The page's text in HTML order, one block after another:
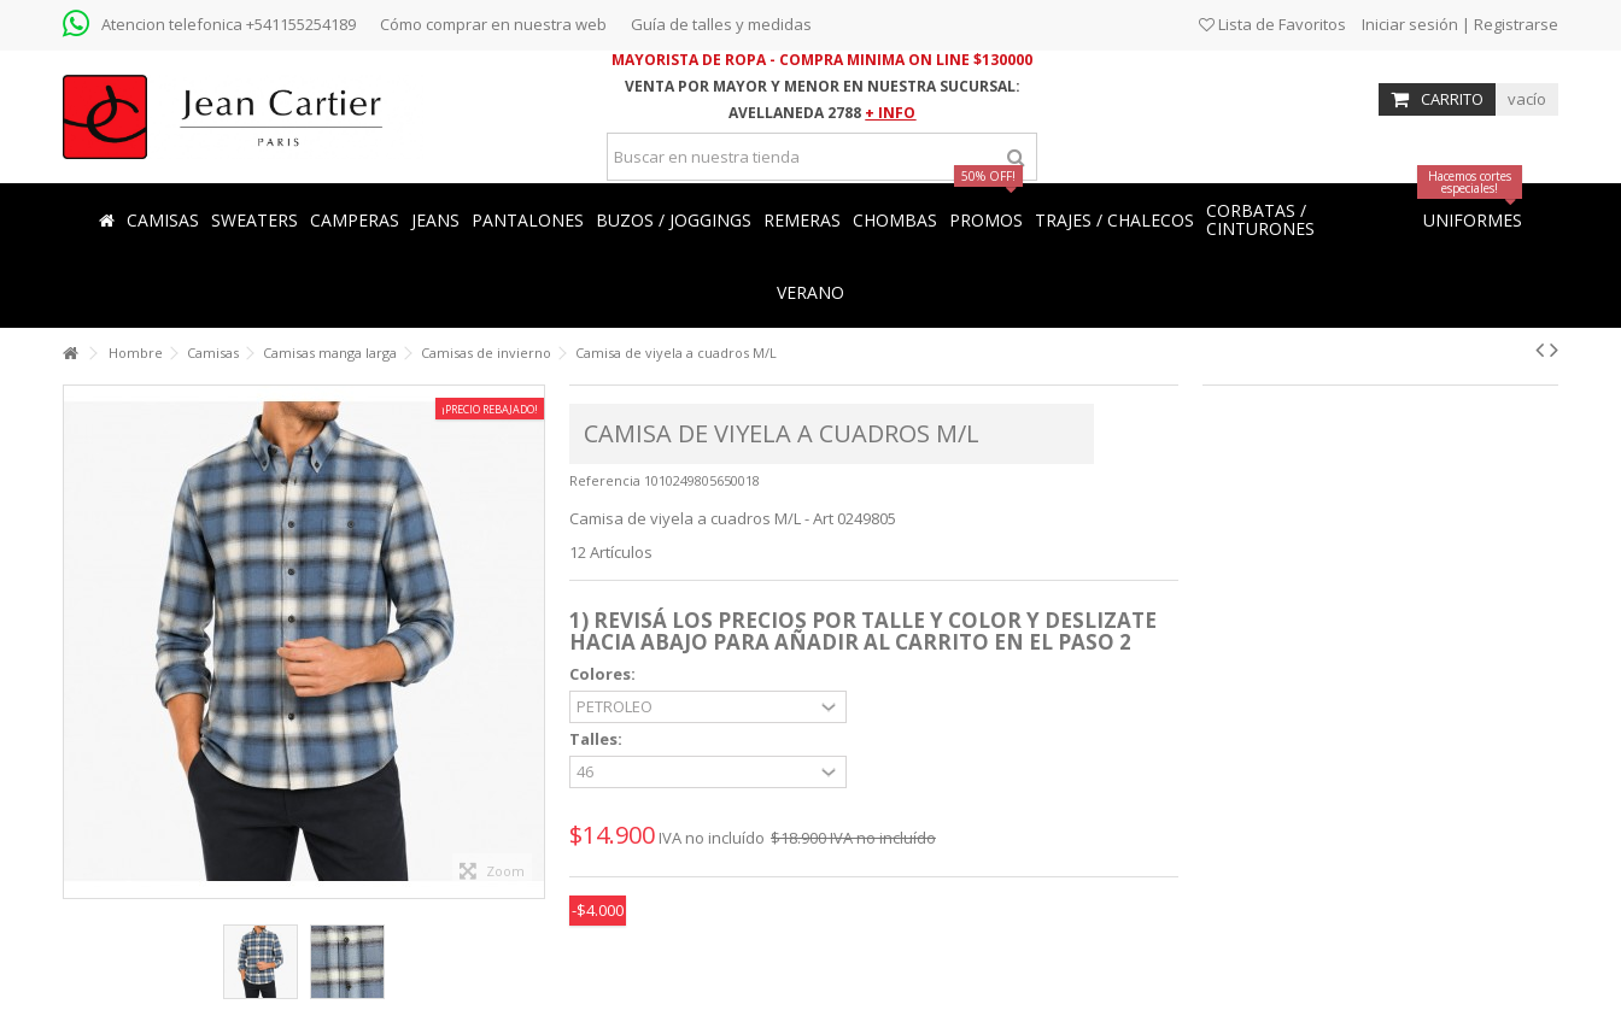
Atencion telefonica +541155254189 Cómo comprar en nuestra web Guía de talles y medidas Iniciar sesión | Registrarse
Lista de Favoritos
CARRITO vacío
MAYORISTA DE ROPA - COMPRA MINIMA ON LINE $130000
VENTA POR MAYOR Y MENOR EN NUESTRA SUCURSAL:
AVELLANEDA 2788 + INFO
CAMISAS SWEATERS CAMPERAS JEANS PANTALONES BUZOS / JOGGINGS REMERAS CHOMBAS PROMOS
50% OFF!
TRAJES / CHALECOS CORBATAS /
CINTURONES UNIFORMES
Hacemos cortes
especiales!
VERANO
Hombre Camisas Camisas manga larga Camisas de invierno Camisa de viyela a cuadros M/L
¡PRECIO REBAJADO!
Zoom
CAMISA DE VIYELA A CUADROS M/L
Referencia 1010249805650018
Camisa de viyela a cuadros M/L - Art 0249805
12Artículos
1) REVISÁ LOS PRECIOS POR TALLE Y COLOR Y DESLIZATE
HACIA ABAJO PARA AÑADIR AL CARRITO EN EL PASO 2
Colores:
Talles:
$14.900 IVA no incluído $18.900IVA no incluído
-$4.000